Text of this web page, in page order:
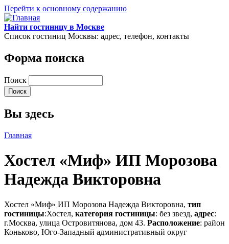
Перейти к основному содержанию
Найти гостиницу в Москве
Список гостиниц Москвы: адрес, телефон, контакты
Форма поиска
Поиск
Вы здесь
Главная
Хостел «Миф» ИП Морозова
Надежда Викторовна
Хостел «Миф» ИП Морозова Надежда Викторовна, тип
гостиницы:Хостел, категория гостиницы: без звезд, адрес:
г.Москва, улица Островитянова, дом 43. Расположение: район
Коньково, Юго-Западный административный округ